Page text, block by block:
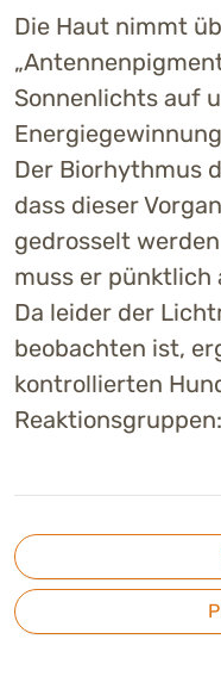
Die Haut nimmt
Sonnenlichts auf
Der Biorhythmus
dass dieser
gedrosselt
muss er
Da leider der
beobachten ist,
kontrollierten
Reaktionsgruppen: